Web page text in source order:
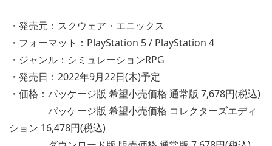
・発売元：スクウェア・エニックス
・フォーマット：PlayStation 5 / PlayStation 4
・ジャンル：シミュレーションRPG
・発売日：2022年9月22日(木)予定
・価格：パッケージ版 希望小売価格 通常版 7,678円(税込)
パッケージ版 希望小売価格 コレクターズエディ
ション 16,478円(税込)